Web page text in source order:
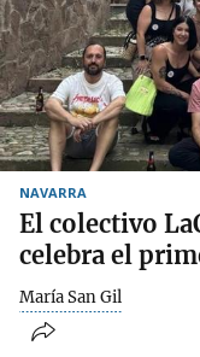
NAVARRA
El colectivo
celebra el
María San Gil